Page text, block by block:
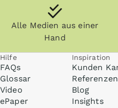
Anzeigen können zudem
Internet praktisch überall
Alle Medien aus einer
Hand
Hilfe
FAQs
Glossar
Video
ePaper
Inspiration
Kunden
Referenzen
Blog
Insights